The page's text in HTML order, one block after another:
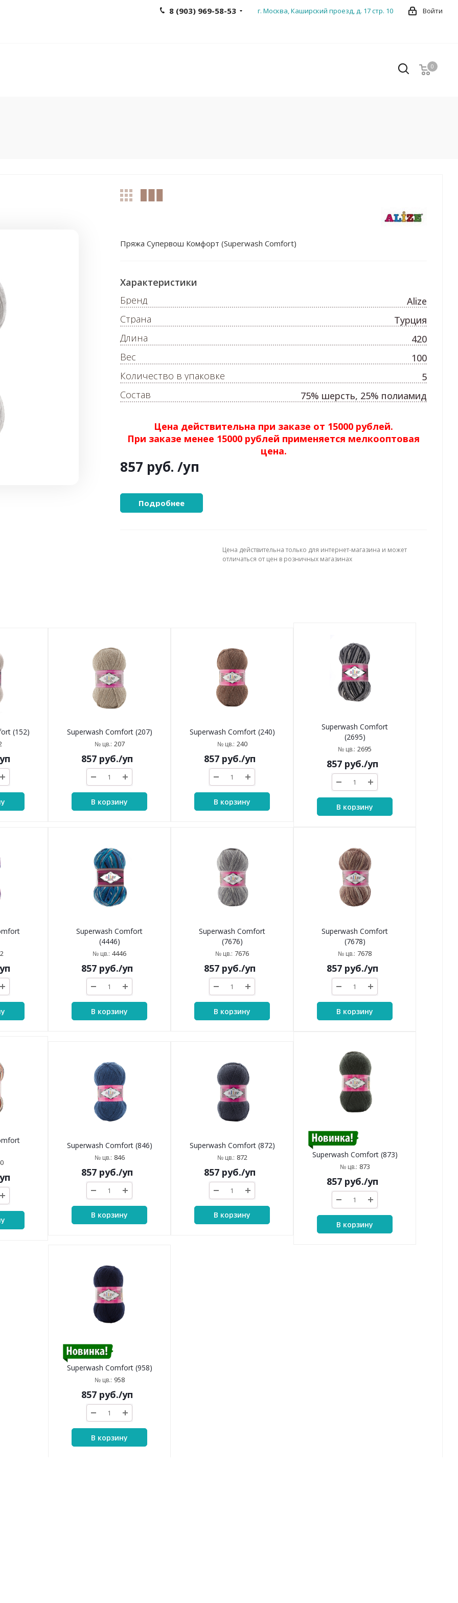
Войти
г. Москва, Каширский проезд, д. 17 стр. 10
8 (903) 969-58-53
0
0
Пряжа Супервош Комфорт (Superwash Comfort)
Цена действительна при заказе от 15000 рублей.
При заказе менее 15000 рублей применяется мелкооптовая
цена.
857 руб. /уп
Подробнее
Характеристики
Бренд
Alize
Страна
Турция
Длина
420
Вес
100
Количество в упаковке
5
Состав
75% шерсть, 25% полиамид
Цена действительна только для интернет-магазина и может
отличаться от цен в розничных магазинах
(152) Superwash Comfort (207)
№ цв.: 207
857руб./уп
В корзину
Superwash Comfort (240)
№ цв.: 240
857руб./уп
В корзину
Superwash Comfort
(2695)
№ цв.: 2695
857руб./уп
В корзину
Superwash Comfort
(4446)
№ цв.: 4446
857руб./уп
В корзину
Superwash Comfort
(7676)
№ цв.: 7676
857руб./уп
В корзину
Superwash Comfort
(7678)
№ цв.: 7678
857руб./уп
В корзину
Superwash Comfort (846)
№ цв.: 846
857руб./уп
В корзину
Superwash Comfort (872)
№ цв.: 872
857руб./уп
В корзину
Superwash Comfort (873)
№ цв.: 873
857руб./уп
В корзину
Superwash Comfort (958)
№ цв.: 958
857руб./уп
В корзину